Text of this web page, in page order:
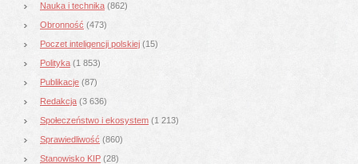
Nauka i technika (862)
Obronność (473)
Poczet inteligencji polskiej (15)
Polityka (1 853)
Publikacje (87)
Redakcja (3 636)
Społeczeństwo i ekosystem (1 213)
Sprawiedliwość (860)
Stanowisko KIP (28)